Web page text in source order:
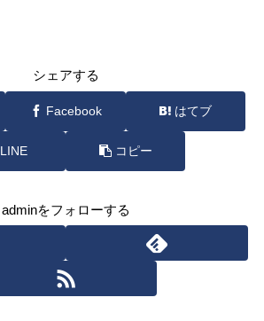
シェアする
Facebook はてブ
LINE コピー
adminをフォローする